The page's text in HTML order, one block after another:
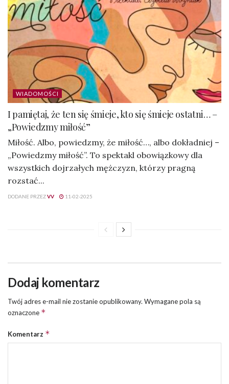
WIADOMOŚCI
I pamiętaj, że ten się śmieje, kto się śmieje ostatni… –
„Powiedzmy miłość”
Miłość. Albo, powiedzmy, że miłość…, albo dokładniej –
„Powiedzmy miłość”. To spektakl obowiązkowy dla
wszystkich dojrzałych mężczyzn, którzy pragną
rozstać...
DODANE PRZEZVV 11-02-2025
Dodaj komentarz
Twój adres e-mail nie zostanie opublikowany. Wymagane pola są
oznaczone *
Komentarz *